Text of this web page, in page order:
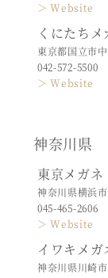
＞ Website
くにたちメ
東京都国立市
042-572-5500
＞ Website
神奈川県
東京メガ
神奈川県横浜
045-465-2606
＞ Website
イワキメ
神奈川県川崎